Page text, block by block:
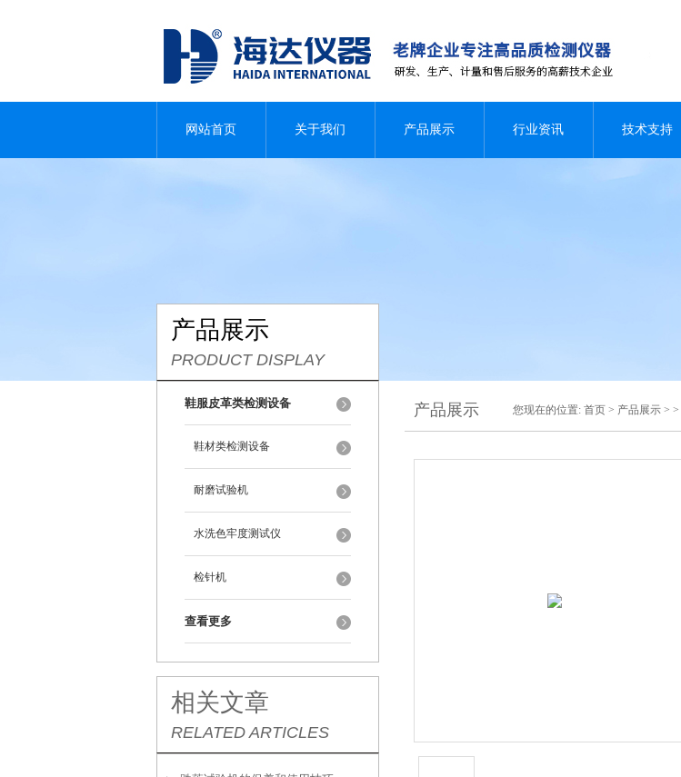
网站首页 关于我们 产品展示 行业资讯 技术支持
产品展示
PRODUCT DISPLAY
鞋服皮革类检测设备
鞋材类检测设备
耐磨试验机
水洗色牢度测试仪
检针机
查看更多
相关文章
RELATED ARTICLES
产品展示 您现在的位置: 首页 > 产品展示 > >